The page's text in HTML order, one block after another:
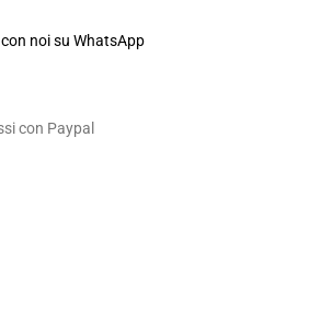
noi su WhatsApp
con Paypal